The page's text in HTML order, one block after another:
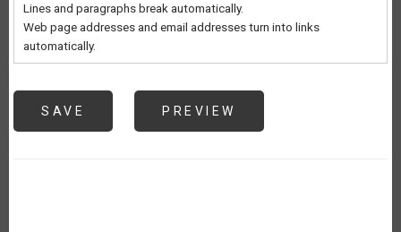
Lines and paragraphs break automatically.
Web page addresses and email addresses turn into links
automatically.